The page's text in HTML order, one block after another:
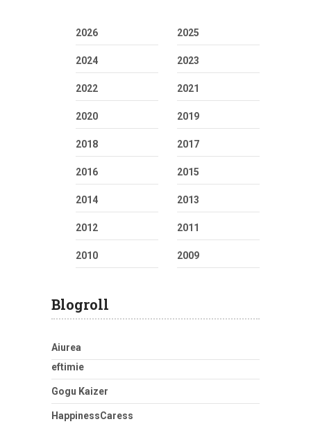
2026 2025
2024 2023
2022 2021
2020 2019
2018 2017
2016 2015
2014 2013
2012 2011
2010 2009
Blogroll
Aiurea
eftimie
Gogu Kaizer
HappinessCaress